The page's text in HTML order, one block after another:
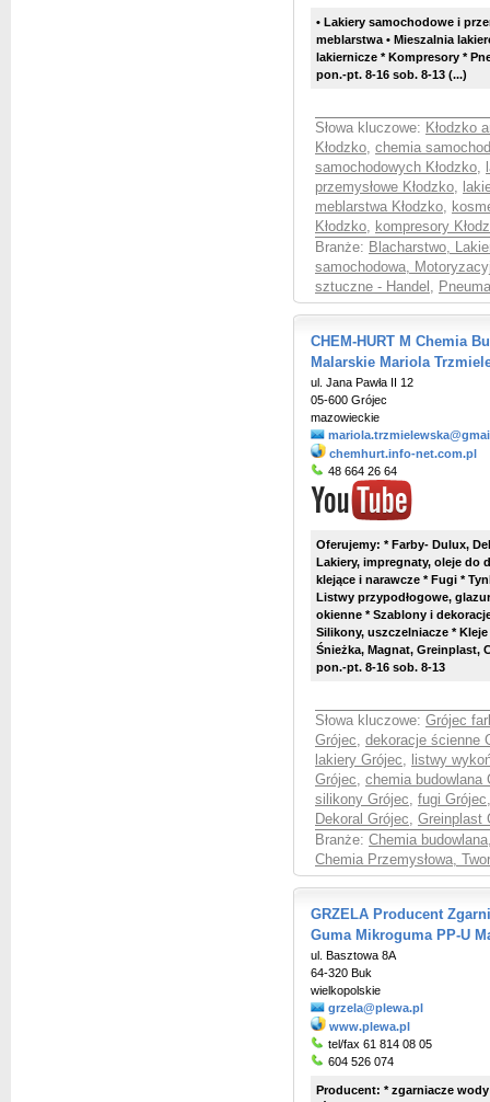
• Lakiery samochodowe i
meblarstwa • Mieszalnia
lakiernicze * Kompresory *
pon.-pt. 8-16 sob. 8-13 (...)
Słowa kluczowe: Kłodzko
Kłodzko, chemia
samochodowych Kłodzko,
przemysłowe Kłodzko,
meblarstwa Kłodzko,
Kłodzko, kompresory
Branże: Blacharstwo,
samochodowa,
sztuczne - Handel ,
CHEM-HURT M Chemia
Malarskie Mariola
ul. Jana Pawła II 12
05-600 Grójec
mazowieckie
chemhurt.info-net.com.pl
48 664 26 64
Oferujemy: * Farby- Dulux,
Lakiery, impregnaty, oleje do
klejące i narawcze * Fugi *
Listwy przypodłogowe,
okienne * Szablony i
Silikony, uszczelniacze *
Śnieżka, Magnat, Greinplast,
pon.-pt. 8-16 sob. 8-13
Słowa kluczowe: Grójec
Grójec, dekoracje ścienne
lakiery Grójec,
listwy
Grójec, chemia budowlana
silikony Grójec, fugi Grójec
Dekoral Grójec, Greinplast
Branże: Chemia budowlana
Chemia Przemysłowa,
GRZELA Producent
Guma Mikroguma PP-U
ul. Basztowa 8A
64-320 Buk
wielkopolskie
grzela@plewa.pl
www.plewa.pl
tel/fax 61 814 08 05
604 526 074
Producent: * zgarniacze